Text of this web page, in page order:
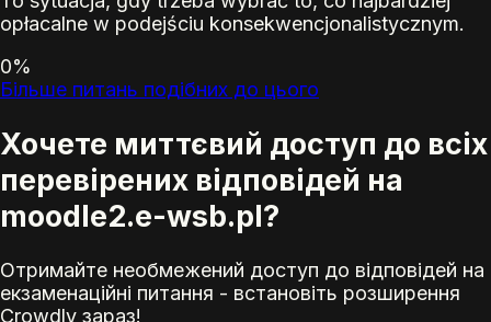
opłacalne w podejściu konsekwencjonalistycznym.
0%
Більше питань подібних до цього
Хочете миттєвий доступ до всіх
перевірених відповідей на
moodle2.e-wsb.pl?
Отримайте необмежений доступ до відповідей на
екзаменаційні питання - встановіть розширення
Crowdly зараз!